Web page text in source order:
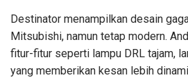
Destinator menampilkan desain
Mitsubishi, namun tetap modern.
fitur-fitur seperti lampu DRL tajam,
yang memberikan kesan lebih